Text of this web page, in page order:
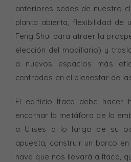
anteriores sedes de nuestro
planta abierta, flexibilidad de
Feng Shui para atraer la
elección del mobiliario) y
a nuevos espacios más
centrados en el bienestar de
El edificio Ítaca debe hacer
encarnar la metáfora de la
a Ulises a lo largo de su
apuesta, construir un barco
nave que nos llevará a Ítaca,